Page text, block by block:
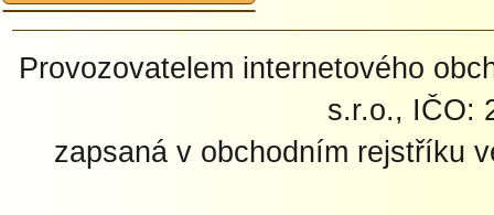
Provozovatelem internetového
s.r.o., IČO:
zapsaná v obchodním rejstříku